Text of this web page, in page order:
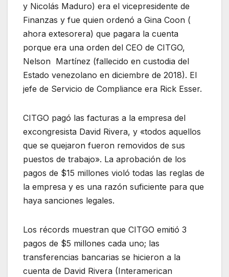
y Nicolás Maduro) era el vicepresidente de
Finanzas y fue quien ordenó a Gina Coon (
ahora extesorera) que pagara la cuenta
porque era una orden del CEO de CITGO,
Nelson Martínez (fallecido en custodia del
Estado venezolano en diciembre de 2018). El
jefe de Servicio de Compliance era Rick Esser.
CITGO pagó las facturas a la empresa del
excongresista David Rivera, y «todos aquellos
que se quejaron fueron removidos de sus
puestos de trabajo». La aprobación de los
pagos de $15 millones violó todas las reglas de
la empresa y es una razón suficiente para que
haya sanciones legales.
Los récords muestran que CITGO emitió 3
pagos de $5 millones cada uno; las
transferencias bancarias se hicieron a la
cuenta de David Rivera (Interamerican